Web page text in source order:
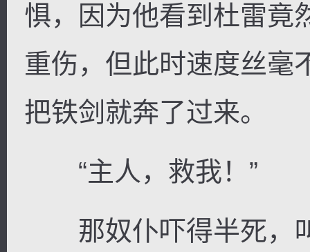
惧，因为他看到杜雷竟
重伤，但此时速度丝毫
把铁剑就奔了过来。
“主人，救我！”
那奴仆吓得半死，